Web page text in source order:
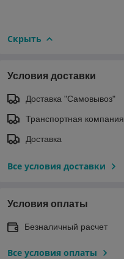
Скрыть
Условия доставки
Доставка "Самовывоз"
Транспортная компания
Доставка
Все условия доставки
Условия оплаты
Безналичный расчет
Все условия оплаты